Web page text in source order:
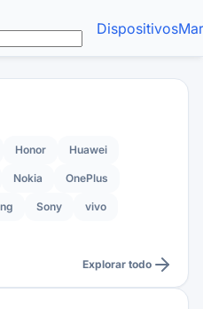
Dispositivos
Honor Huawei
Nokia OnePlus
Sony vivo
Explorar todo